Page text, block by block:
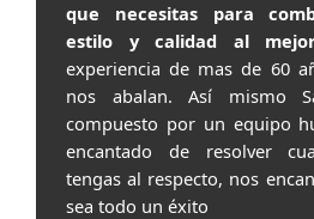
que necesitas para
estilo y calidad al
experiencia de mas de 60
nos abalan. Así mismo
compuesto por un equipo
encantado de resolver
tengas al respecto, nos
sea todo un éxito